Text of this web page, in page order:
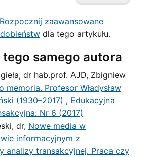
Rozpocznij zaawansowane
dla tego artykułu.
samego autora
dr hab.prof. AJD, Zbigniew
memoria. Profesor Władysław
(1930–2017) , Edukacyjna
Nr 6 (2017)
dr, Nowe media w
informacyjnym z
analizy transakcyjnej. Praca czy